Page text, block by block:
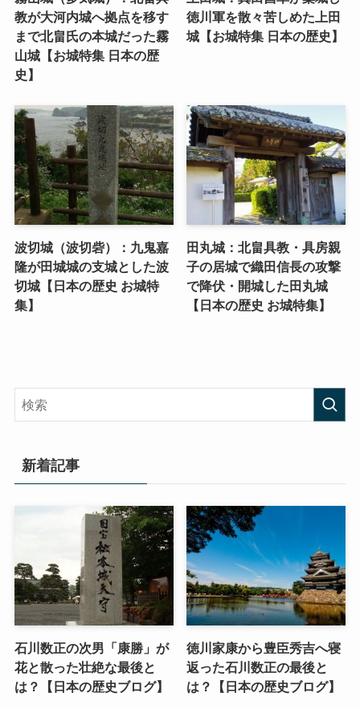
教が大河内城へ拠点を移す
まで北畠氏の本城だった霧
山城【お城特集 日本の歴
史】
徳川軍を散々苦しめた上田
城【お城特集 日本の歴史】
波切城（波切砦）：九鬼嘉
隆が田城城の支城とした波
切城【日本の歴史 お城特
集】
田丸城：北畠具教・具房親
子の居城で織田信長の攻撃
で降伏・開城した田丸城
【日本の歴史 お城特集】
新着記事
石川数正の次男「康勝」が
花と散った壮絶な最後と
は？【日本の歴史ブログ】
徳川家康から豊臣秀吉へ寝
返った石川数正の最後と
は？【日本の歴史ブログ】